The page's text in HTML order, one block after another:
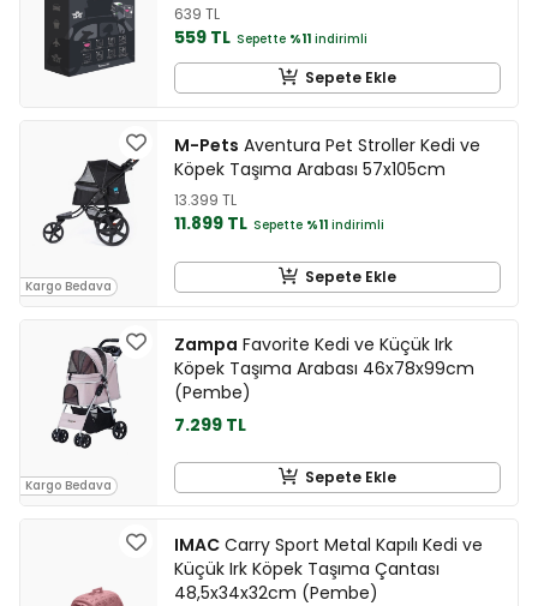
639 TL
559 TL Sepette %11 indirimli
Sepete Ekle
Kargo Bedava
M-Pets Aventura Pet Stroller Kedi ve
Köpek Taşıma Arabası 57x105cm
13.399 TL
11.899 TL Sepette %11 indirimli
Sepete Ekle
Kargo Bedava
Zampa Favorite Kedi ve Küçük Irk
Köpek Taşıma Arabası 46x78x99cm
(Pembe)
7.299 TL
Sepete Ekle
IMAC Carry Sport Metal Kapılı Kedi ve
Küçük Irk Köpek Taşıma Çantası
48,5x34x32cm (Pembe)